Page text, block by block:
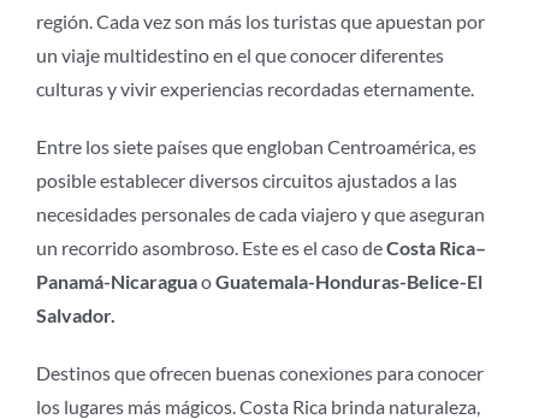
región. Cada vez son más los turistas que apuestan por
un viaje multidestino en el que conocer diferentes
culturas y vivir experiencias recordadas eternamente.
Entre los siete países que engloban Centroamérica, es
posible establecer diversos circuitos ajustados a las
necesidades personales de cada viajero y que aseguran
un recorrido asombroso. Este es el caso deCosta Rica–
Panamá-NicaraguaoGuatemala-Honduras-Belice-El
Salvador.
Destinos que ofrecen buenas conexiones para conocer
los lugares más mágicos. Costa Rica brinda naturaleza,